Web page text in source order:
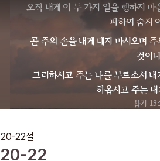
오직 내게 이 두 가지 일을 행하지
피하여 숨지
곧 주의 손을 내게 대지 마시오며
것이
그리하시고 주는 나를 부르소서
하옵시고 주는
욥기
20-22절
20-22